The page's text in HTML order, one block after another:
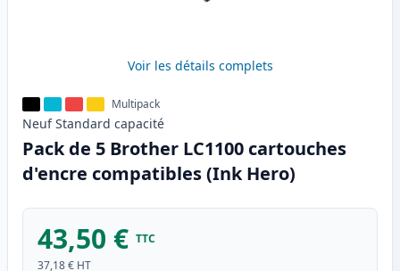
Voir les détails complets
Multipack
Neuf Standard capacité
Pack de 5 Brother LC1100 cartouches
d'encre compatibles (Ink Hero)
43,50 € TTC
37,18 € HT